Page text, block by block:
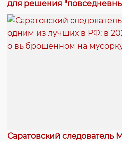
для решения
Саратовский следователь